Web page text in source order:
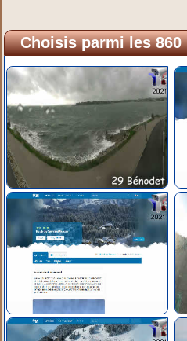
Choisis parmi les 860